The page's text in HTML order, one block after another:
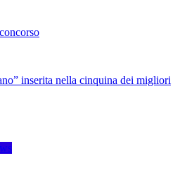
inserita nella cinquina dei migliori